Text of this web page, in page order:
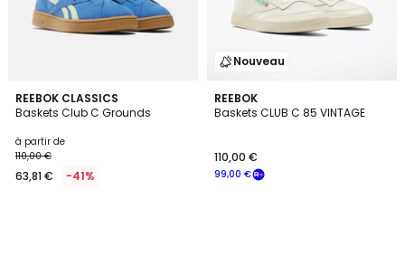
REEBOK CLASSICS
Baskets Club C Grounds
à partir de
110,00 €
63,81 € -41%
Nouveau
REEBOK
Baskets CLUB C 85 VINTAGE
99,00 €
110,00 €